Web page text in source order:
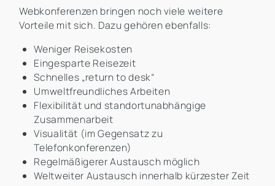
Webkonferenzen bringen noch viele weitere
Vorteile mit sich. Dazu gehören ebenfalls:
Weniger Reisekosten
Eingesparte Reisezeit
Schnelles „return to desk“
Umweltfreundliches Arbeiten
Flexibilität und standortunabhängige
Zusammenarbeit
Visualität (im Gegensatz zu
Telefonkonferenzen)
Regelmäßigerer Austausch möglich
Weltweiter Austausch innerhalb kürzester Zeit